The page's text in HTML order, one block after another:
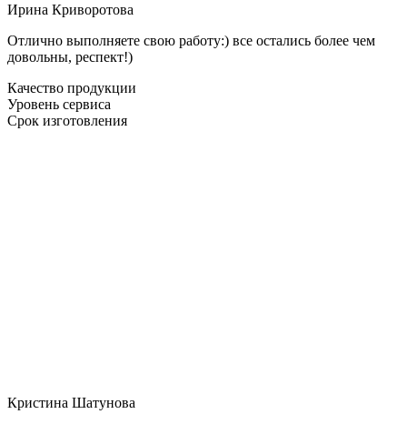
Ирина Криворотова
Отлично выполняете свою работу:) все остались более чем
довольны, респект!)
Качество продукции
Уровень сервиса
Срок изготовления
Кристина Шатунова